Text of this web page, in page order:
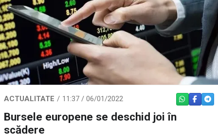
ACTUALITATE 11:37 / 06/01/2022 WHATSAPP
Bursele europene se deschid joi în
scădere